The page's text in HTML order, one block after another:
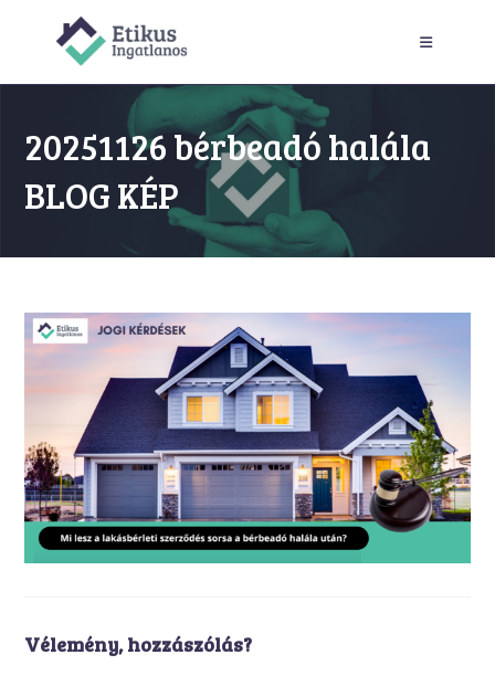
20251126 bérbeadó halála
BLOG KÉP
Vélemény, hozzászólás?